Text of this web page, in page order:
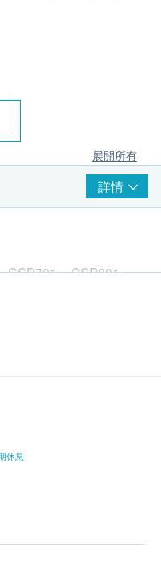
展開所有
詳情
CSP701、CSP801、
CSP3、CSP9、
休息